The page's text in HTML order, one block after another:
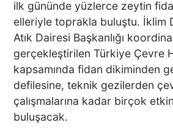
ilk gününde yüzlerce zeytin
elleriyle toprakla buluştu. İklim
Atık Dairesi Başkanlığı
gerçekleştirilen Türkiye Çevre
kapsamında fidan dikiminden
defilesine, teknik gezilerden
çalışmalarına kadar birçok
buluşacak.